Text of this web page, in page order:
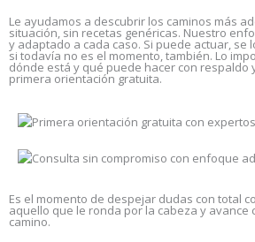
Le ayudamos a descubrir los caminos más
situación, sin recetas genéricas. Nuestro
y adaptado a cada caso. Si puede actuar, se
si todavía no es el momento, también. Lo
dónde está y qué puede hacer con respaldo
primera orientación gratuita.
Es el momento de despejar dudas con total
aquello que le ronda por la cabeza y avance
camino.